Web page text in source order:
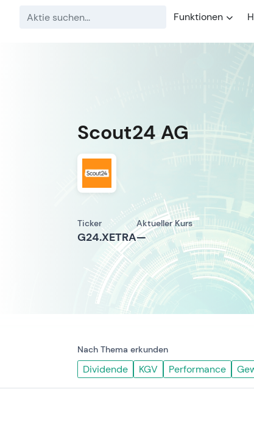
Funktionen
Scout24 AG
Ticker
G24.XETRA
Aktueller Kurs
—
Nach Thema erkunden
Dividende KGV Performance